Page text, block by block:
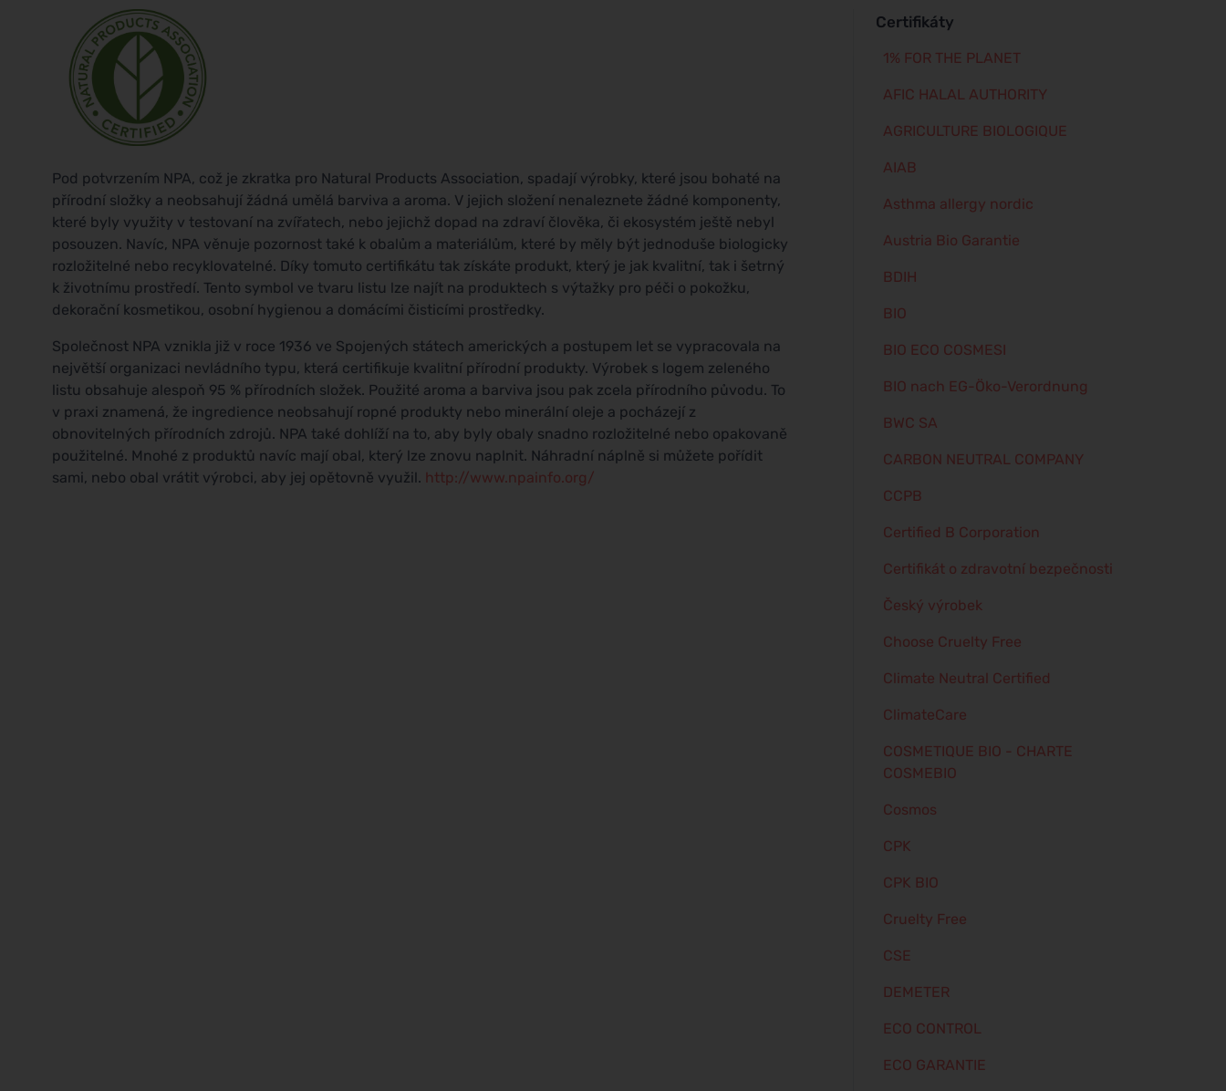
Pod potvrzením NPA, což je zkratka pro Natural Products Association, spadají výrobky, které jsou bohaté na
přírodní složky a neobsahují žádná umělá barviva a aroma. V jejich složení nenaleznete žádné komponenty,
které byly využity v testovaní na zvířatech, nebo jejichž dopad na zdraví člověka, či ekosystém ještě nebyl
posouzen. Navíc, NPA věnuje pozornost také k obalům a materiálům, které by měly být jednoduše biologicky
rozložitelné nebo recyklovatelné. Díky tomuto certifikátu tak získáte produkt, který je jak kvalitní, tak i šetrný
k životnímu prostředí. Tento symbol ve tvaru listu lze najít na produktech s výtažky pro péči o pokožku,
dekorační kosmetikou, osobní hygienou a domácími čisticími prostředky.
Společnost NPA vznikla již v roce 1936 ve Spojených státech amerických a postupem let se vypracovala na
největší organizaci nevládního typu, která certifikuje kvalitní přírodní produkty. Výrobek s logem zeleného
listu obsahuje alespoň 95 % přírodních složek. Použité aroma a barviva jsou pak zcela přírodního původu. To
v praxi znamená, že ingredience neobsahují ropné produkty nebo minerální oleje a pocházejí z
obnovitelných přírodních zdrojů. NPA také dohlíží na to, aby byly obaly snadno rozložitelné nebo opakovaně
použitelné. Mnohé z produktů navíc mají obal, který lze znovu naplnit. Náhradní náplně si můžete pořídit
sami, nebo obal vrátit výrobci, aby jej opětovně využil. http://www.npainfo.org/
Certifikáty
1% FOR THE PLANET
AFIC HALAL AUTHORITY
AGRICULTURE BIOLOGIQUE
AIAB
Asthma allergy nordic
Austria Bio Garantie
BDIH
BIO
BIO ECO COSMESI
BIO nach EG-Öko-Verordnung
BWC SA
CARBON NEUTRAL COMPANY
CCPB
Certified B Corporation
Certifikát o zdravotní bezpečnosti
Český výrobek
Choose Cruelty Free
Climate Neutral Certified
ClimateCare
COSMETIQUE BIO - CHARTE
COSMEBIO
Cosmos
CPK
CPK BIO
Cruelty Free
CSE
DEMETER
ECO CONTROL
ECO GARANTIE